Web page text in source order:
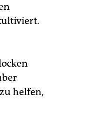
helfen,